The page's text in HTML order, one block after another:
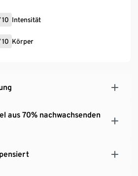
10 Intensität
10 Körper
aus 70% nachwachsenden